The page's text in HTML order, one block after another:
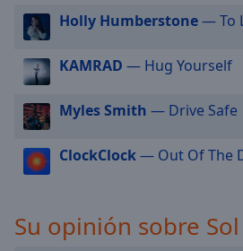
Beginning
dialog
window.
Escape
close
window.
Holly Humberstone— To
KAMRAD — Hug Yourself
Myles Smith — Drive Safe
ClockClock— Out Of The
Su opinión sobre